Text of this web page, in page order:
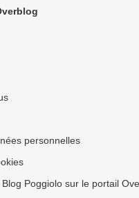
personnelles
Poggiolo sur le portail